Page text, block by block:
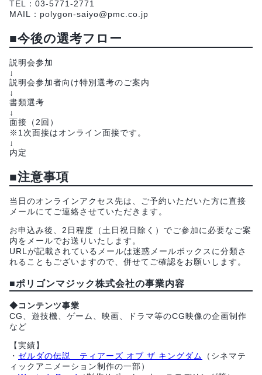
TEL：03-5771-2771
MAIL：polygon-saiyo@pmc.co.jp
■今後の選考フロー
説明会参加
↓
説明会参加者向け特別選考のご案内
↓
書類選考
↓
面接（2回）
※1次面接はオンライン面接です。
↓
内定
■注意事項
当日のオンラインアクセス先は、ご予約いただいた方に直接
メールにてご連絡させていただきます。
お申込み後、2日程度（土日祝日除く）でご参加に必要なご案
内をメールでお送りいたします。
URLが記載されているメールは迷惑メールボックスに分類さ
れることもございますので、併せてご確認をお願いします。
■ポリゴンマジック株式会社の事業内容
◆コンテンツ事業
CG、遊技機、ゲーム、映画、ドラマ等のCG映像の企画制作
など
【実績】
・ ゼルダの伝説 ティアーズ オブ ザ キングダム
（シネマテ
ィックアニメーション制作の一部）